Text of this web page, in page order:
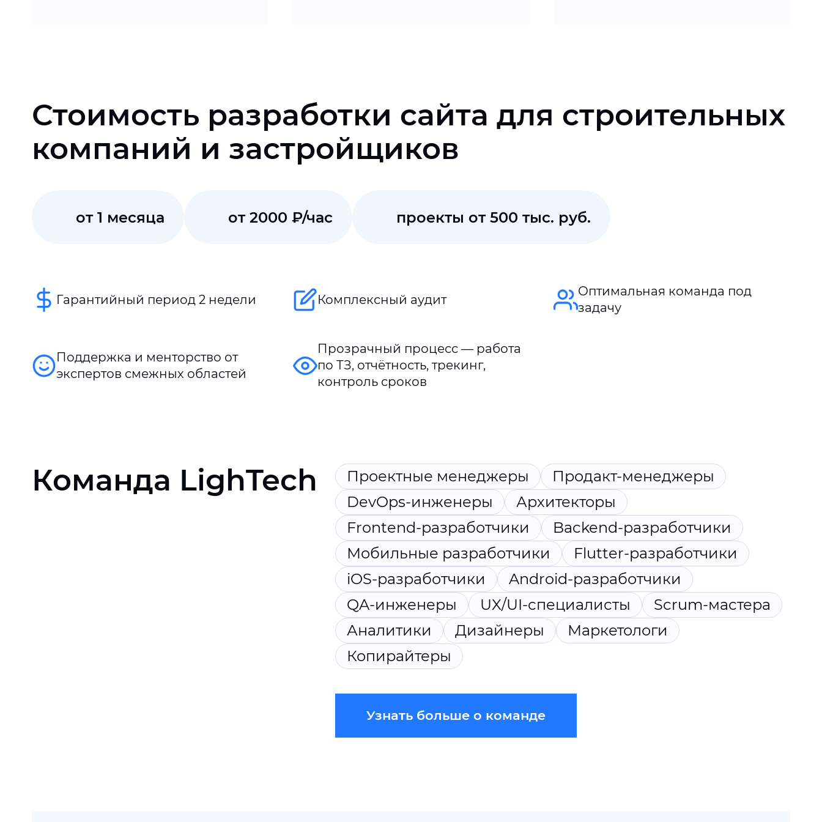
Стоимость разработки сайта для строительных
компаний и застройщиков
от 1 месяца от 2000 ₽/час проекты от 500 тыс. руб.
Гарантийный период 2 недели Комплексный аудит
Оптимальная команда под
задачу
Поддержка и менторство от
экспертов смежных областей
Прозрачный процесс — работа
по ТЗ, отчётность, трекинг,
контроль сроков
Команда LighTech Проектные менеджеры
Продакт-менеджеры
DevOps-инженеры
Архитекторы
Frontend-разработчики
Backend-разработчики
Мобильные разработчики
Flutter-разработчики
iOS-разработчики
Android-разработчики
QA-инженеры
UX/UI-специалисты
Scrum-мастера
Аналитики
Дизайнеры
Маркетологи
Копирайтеры
Узнать больше о команде